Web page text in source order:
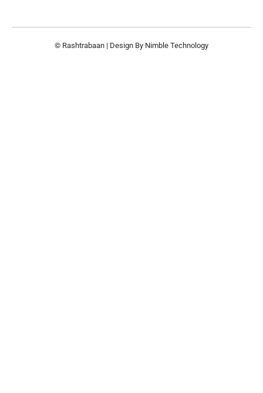
© Rashtrabaan | Design By Nimble Technology